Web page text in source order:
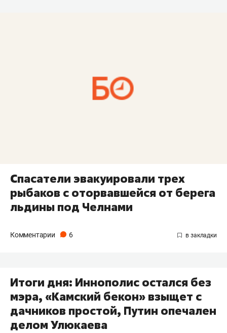
Спасатели эвакуировали трех
рыбаков с оторвавшейся от берега
льдины под Челнами
Комментарии 6
Итоги дня: Иннополис остался без
мэра, «Камский бекон» взыщет с
дачников простой, Путин опечален
делом Улюкаева